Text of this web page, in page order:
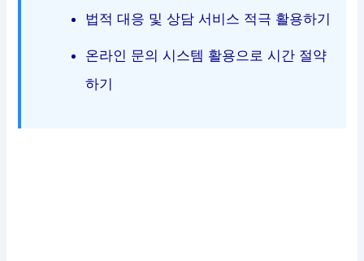
법적 대응 및 상담 서비스 적극 활용하기
온라인 문의 시스템 활용으로 시간 절약
하기